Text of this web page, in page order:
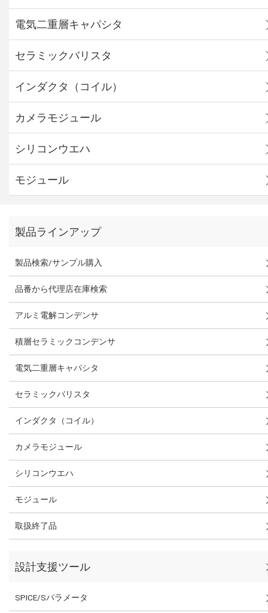
電気二重層キャパシタ
セラミックバリスタ
インダクタ（コイル）
カメラモジュール
シリコンウエハ
モジュール
製品ラインアップ
製品検索/サンプル購入
品番から代理店在庫検索
アルミ電解コンデンサ
積層セラミックコンデンサ
電気二重層キャパシタ
セラミックバリスタ
インダクタ（コイル）
カメラモジュール
シリコンウエハ
モジュール
取扱終了品
設計支援ツール
SPICE/Sパラメータ